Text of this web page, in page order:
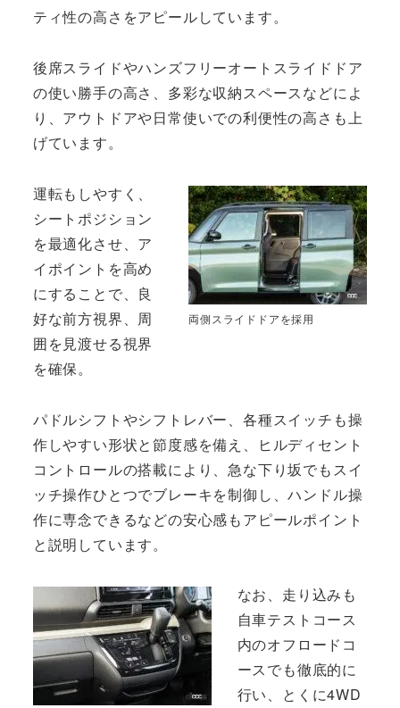
ティ性の高さをアピールしています。
後席スライドやハンズフリーオートスライドドア
の使い勝手の高さ、多彩な収納スペースなどによ
り、アウトドアや日常使いでの利便性の高さも上
げています。
両側スライドドアを採用
運転もしやすく、
シートポジション
を最適化させ、ア
イポイントを高め
にすることで、良
好な前方視界、周
囲を見渡せる視界
を確保。
パドルシフトやシフトレバー、各種スイッチも操
作しやすい形状と節度感を備え、ヒルディセント
コントロールの搭載により、急な下り坂でもスイ
ッチ操作ひとつでブレーキを制御し、ハンドル操
作に専念できるなどの安心感もアピールポイント
と説明しています。
なお、走り込みも
自車テストコース
内のオフロードコ
ースでも徹底的に
行い、とくに4WD